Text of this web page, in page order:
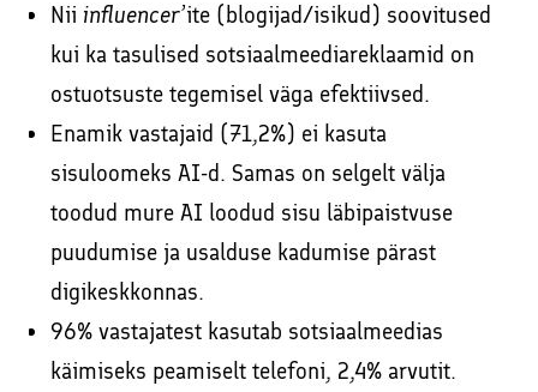
Nii influencer’ite (blogijad/isikud) soovitused
kui ka tasulised sotsiaalmeediareklaamid on
ostuotsuste tegemisel väga efektiivsed.
Enamik vastajaid (71,2%) ei kasuta
sisuloomeks AI-d. Samas on selgelt välja
toodud mure AI loodud sisu läbipaistvuse
puudumise ja usalduse kadumise pärast
digikeskkonnas.
96% vastajatest kasutab sotsiaalmeedias
käimiseks peamiselt telefoni, 2,4% arvutit.